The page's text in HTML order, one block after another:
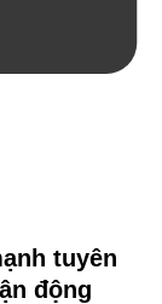
tuyên
động